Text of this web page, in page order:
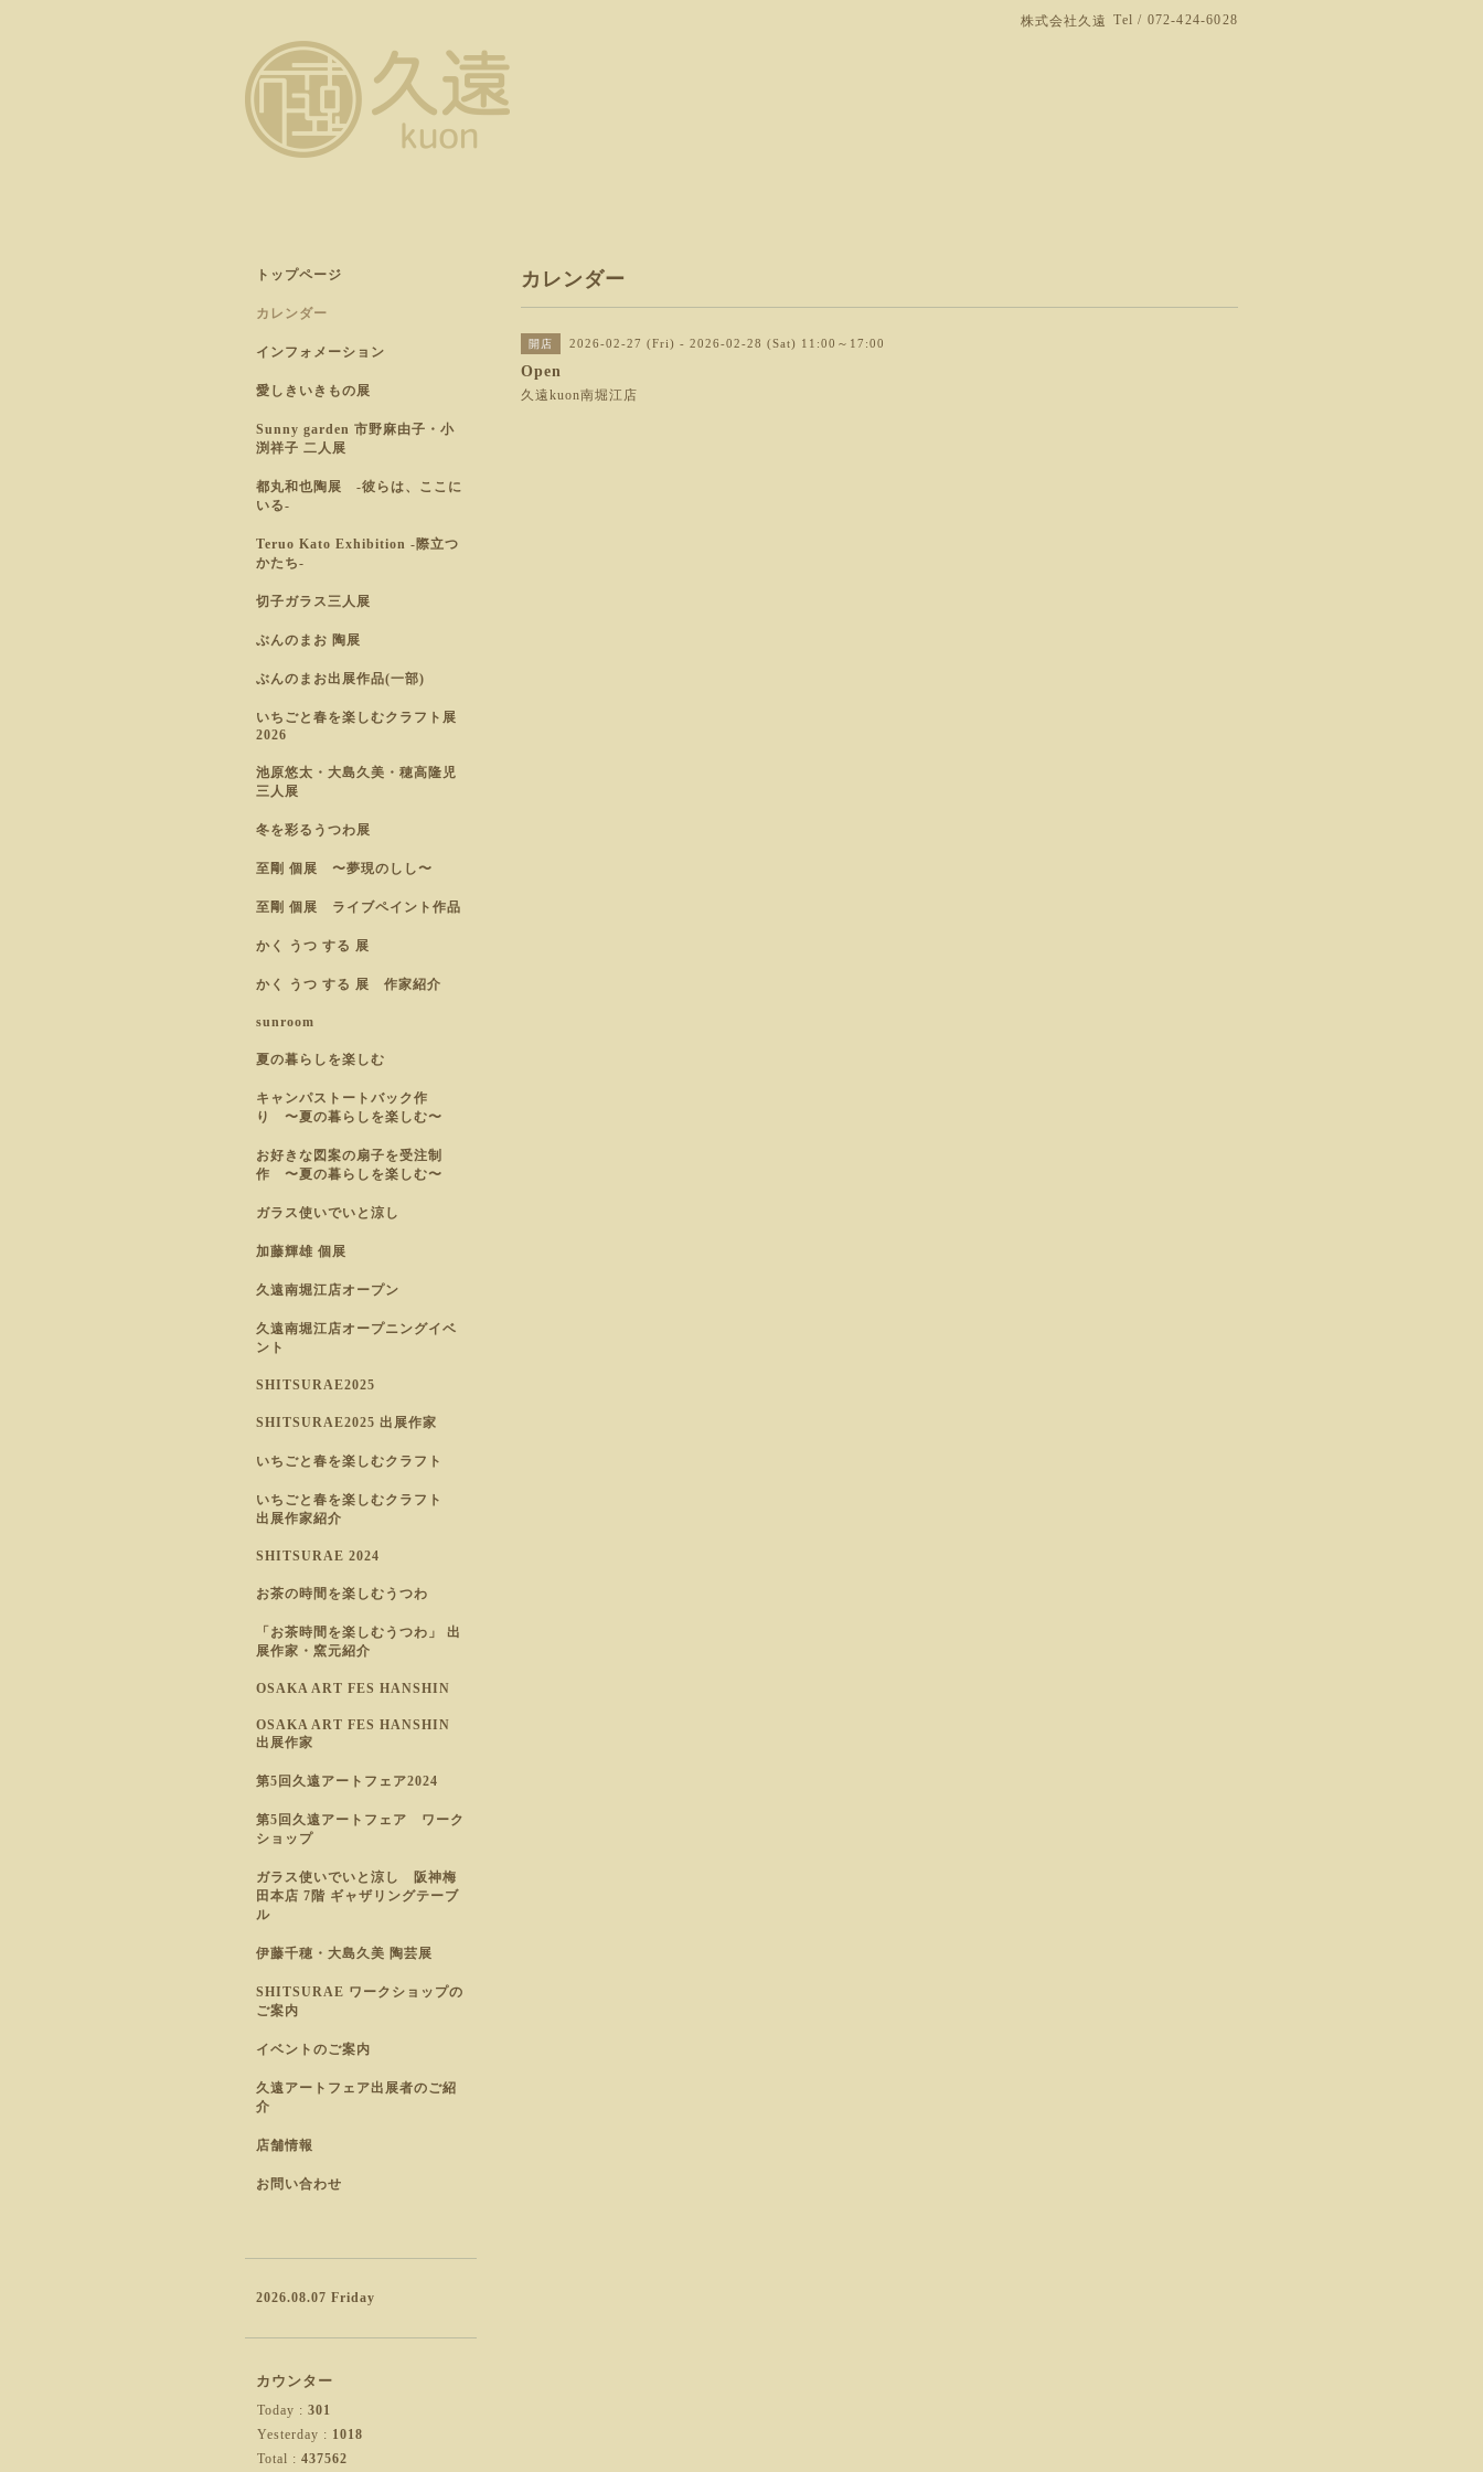
株式会社久遠 Tel / 072-424-6028
カレンダー
開店 2026-02-27 (Fri) - 2026-02-28 (Sat) 11:00～17:00
Open
久遠kuon南堀江店
トップページ
カレンダー
インフォメーション
愛しきいきもの展
Sunny garden 市野麻由子・小
渕祥子 二人展
都丸和也陶展 -彼らは、ここに
いる-
Teruo Kato Exhibition -際立つ
かたち-
切子ガラス三人展
ぶんのまお 陶展
ぶんのまお出展作品(一部)
いちごと春を楽しむクラフト展
2026
池原悠太・大島久美・穂高隆児
三人展
冬を彩るうつわ展
至剛 個展 〜夢現のしし〜
至剛 個展 ライブペイント作品
かく うつ する 展
かく うつ する 展 作家紹介
sunroom
夏の暮らしを楽しむ
キャンパストートバック作
り 〜夏の暮らしを楽しむ〜
お好きな図案の扇子を受注制
作 〜夏の暮らしを楽しむ〜
ガラス使いでいと涼し
加藤輝雄 個展
久遠南堀江店オープン
久遠南堀江店オープニングイベ
ント
SHITSURAE2025
SHITSURAE2025 出展作家
いちごと春を楽しむクラフト
いちごと春を楽しむクラフト
出展作家紹介
SHITSURAE 2024
お茶の時間を楽しむうつわ
「お茶時間を楽しむうつわ」 出
展作家・窯元紹介
OSAKA ART FES HANSHIN
OSAKA ART FES HANSHIN
出展作家
第5回久遠アートフェア2024
第5回久遠アートフェア ワーク
ショップ
ガラス使いでいと涼し 阪神梅
田本店 7階 ギャザリングテーブ
ル
伊藤千穂・大島久美 陶芸展
SHITSURAE ワークショップの
ご案内
イベントのご案内
久遠アートフェア出展者のご紹
介
店舗情報
お問い合わせ
2026.08.07 Friday
カウンター
Today : 301
Yesterday : 1018
Total : 437562